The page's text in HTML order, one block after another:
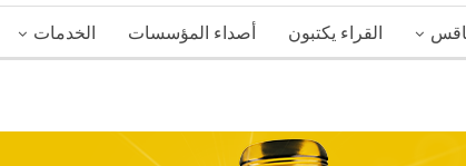
القراء يكتبون أصداء المؤسسات الخدمات